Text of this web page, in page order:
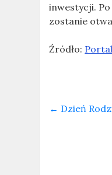
inwestycji.
zostanie
Źródło:
← Dzień